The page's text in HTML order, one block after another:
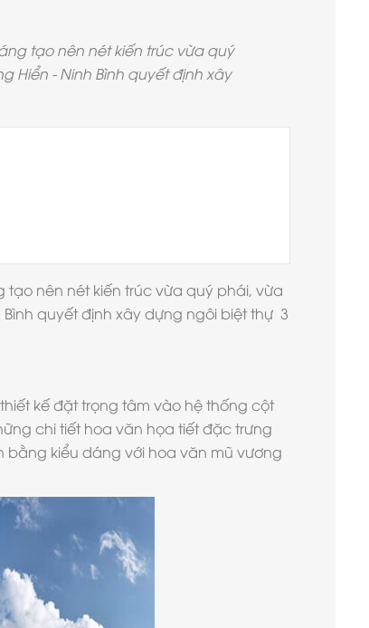
tạo nên nét kiến trúc vừa quý
Hiển - Ninh Bình quyết định xây
nên nét kiến trúc vừa quý phái, vừa
quyết định xây dựng ngôi biệt thự 3
kế đặt trọng tâm vào hệ thống cột
chi tiết hoa văn họa tiết đặc trưng
bằng kiểu dáng với hoa văn mũ vương